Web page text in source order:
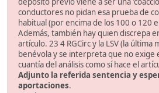
conductores no pidan esa prueba de
habitual (por encima de los 100 o 120
Además, también hay quien discrepa
artículo. 23 4 RGCirc y la LSV (la última
benévola y se interpreta que no exige
cuantía del análisis como sí hace el
Adjunto la referida sentencia y
aportaciones.